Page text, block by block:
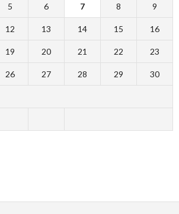
5 6 7 8 9
12 13 14 15 16
19 20 21 22 23
26 27 28 29 30